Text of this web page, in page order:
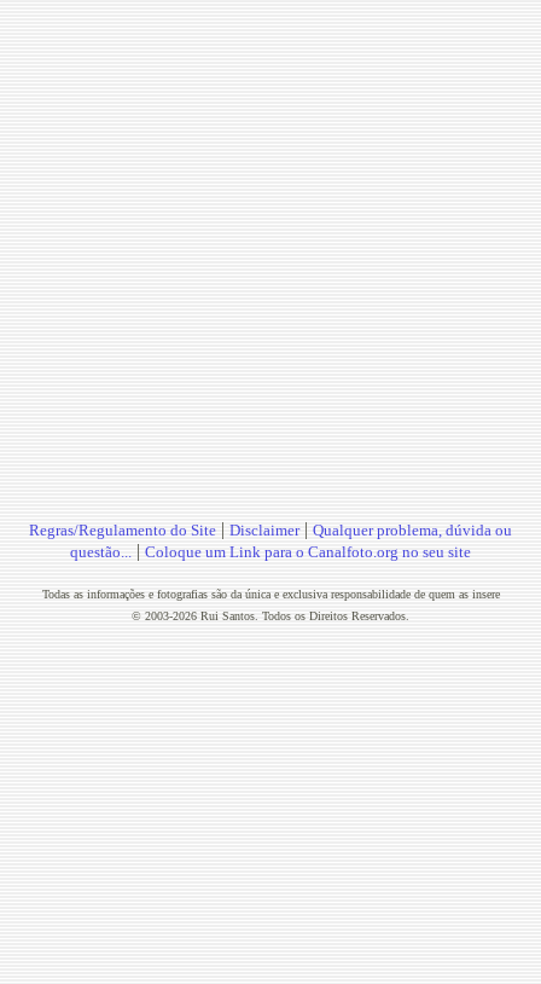
Regras/Regulamento do Site | Disclaimer| Qualquer problema, dúvida ou
questão... | Coloque um Link para o Canalfoto.org no seu site
Todas as informações e fotografias são da única e exclusiva responsabilidade de quem as insere
© 2003-2026 Rui Santos. Todos os Direitos Reservados.